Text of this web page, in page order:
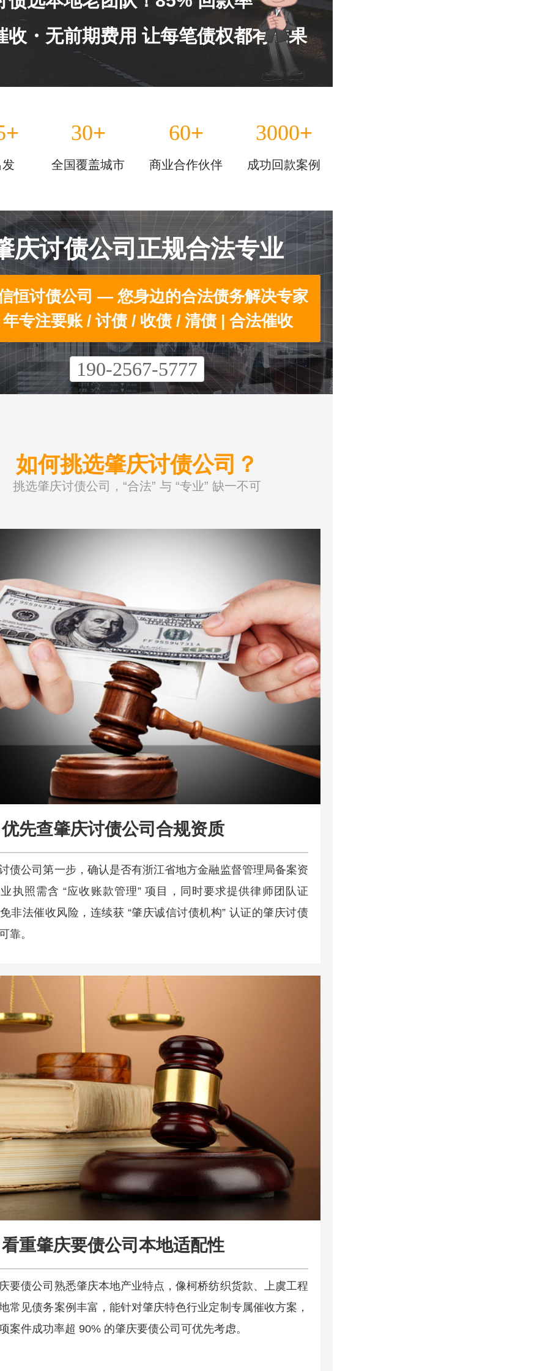
收・无前期费用 让每笔债权都有结果
+
发
30+
全国覆盖城市
60+
商业合作伙伴
3000+
成功回款案例
庆讨债公司正规合法专业
恒讨债公司 — 您身边的合法债务解决专家
专注要账 / 讨债 / 收债 / 清债 | 合法催收
190-2567-5777
如何挑选肇庆讨债公司？
挑选肇庆讨债公司，“合法” 与 “专业” 缺一不可
优先查肇庆讨债公司合规资质
债公司第一步，确认是否有浙江省地方金融监督管理局备案资
执照需含 “应收账款管理” 项目，同时要求提供律师团队证
非法催收风险，连续获 “肇庆诚信讨债机构” 认证的肇庆讨债
靠。​
看重肇庆要债公司本地适配性
要债公司熟悉肇庆本地产业特点，像柯桥纺织货款、上虞工程
常见债务案例丰富，能针对肇庆特色行业定制专属催收方案，
案件成功率超 90% 的肇庆要债公司可优先考虑。